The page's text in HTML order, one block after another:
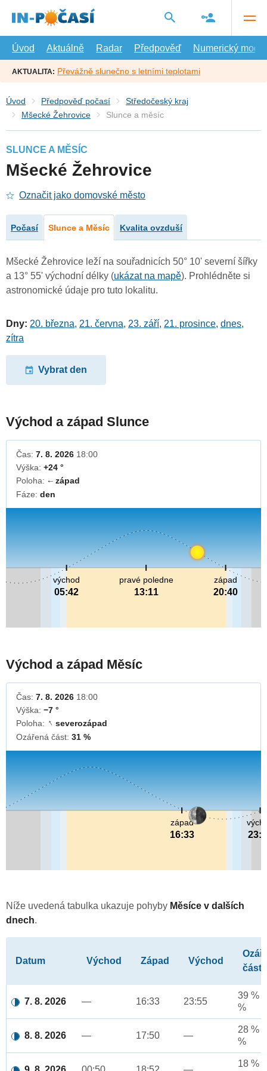
hlavní
Úvod
Aktuálně Radar Předpověď Numerický model
AKTUALITA: Převážně slunečno s letními teplotami
Úvod Předpověď počasí
Středočeský kraj
Mšecké Žehrovice
Slunce a měsíc
SLUNCE A MĚSÍC
Mšecké Žehrovice
Označit jako domovské město
Počasí Slunce a Měsíc Kvalita ovzduší
Mšecké Žehrovice leží na souřadnicích 50° 10' severní šířky
a 13° 55' východní délky (ukázat na mapě). Prohlédněte si
astronomické údaje pro tuto lokalitu.
Dny: 20. března, 21. června, 23. září, 21. prosince, dnes,
zítra
Vybrat den
Východ a západ Slunce
Čas: 7. 8. 2026 18:00
Výška: +24 °
Poloha:
↓západ
Fáze: den
pravé poledne
13:11
východ
05:42
západ
20:40
Východ a západ Měsíc
Čas: 7. 8. 2026 18:00
Výška: −7 °
Poloha: ↓severozápad
Ozářená část: 31 %
západ
16:33
Níže uvedená tabulka ukazuje pohyby Měsíce v dalších
dnech.
Datum Východ Západ Východ
část
7. 8. 2026 — 16:33 23:55
39 %
%
8. 8. 2026 — 17:50 —
28 %
%
18 %